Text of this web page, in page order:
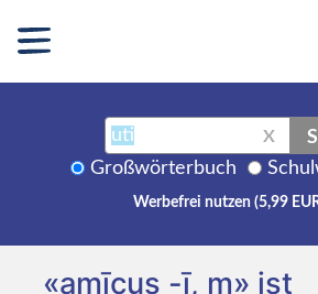
X
Großwörterbuch
Werbefrei nutzen (5,99
«amīcus -ī, m» ist